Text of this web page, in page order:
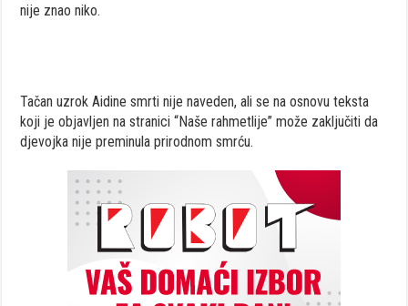
nije znao niko.
Tačan uzrok Aidine smrti nije naveden, ali se na osnovu teksta
koji je objavljen na stranici “Naše rahmetlije” može zaključiti da
djevojka nije preminula prirodnom smrću.